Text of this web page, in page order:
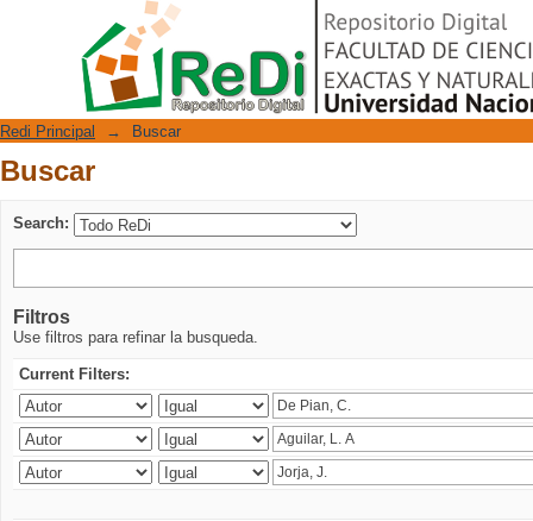
Repositorio Digital
Redi Principal → Buscar
Buscar
Search:
Filtros
Use filtros para refinar la busqueda.
Current Filters: